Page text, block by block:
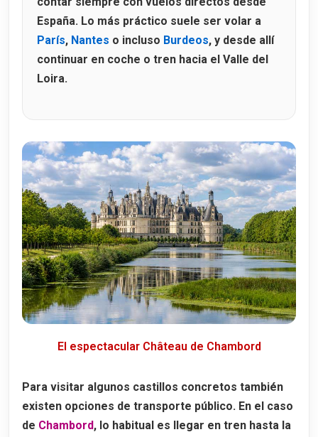
España. Lo más práctico suele ser volar a
París, Nantes o incluso Burdeos, y desde allí
continuar en coche o tren hacia el Valle del
Loira.
El espectacular Château de Chambord
Para visitar algunos castillos concretos también
existen opciones de transporte público. En el caso
de Chambord, lo habitual es llegar en tren hasta la